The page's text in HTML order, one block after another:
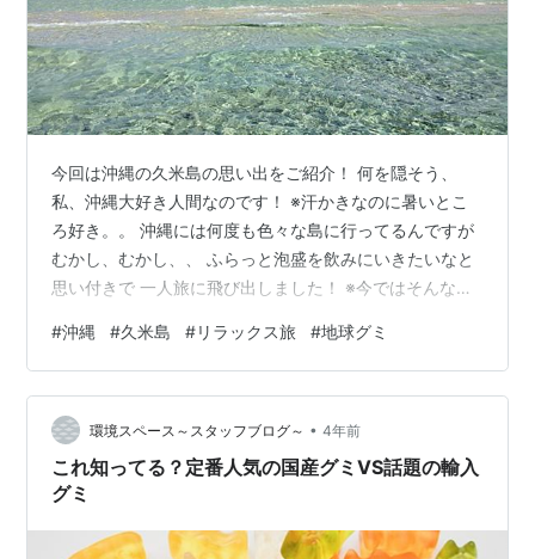
今回は沖縄の久米島の思い出をご紹介！ 何を隠そう、
私、沖縄大好き人間なのです！ ※汗かきなのに暑いとこ
ろ好き。。 沖縄には何度も色々な島に行ってるんですが
むかし、むかし、、 ふらっと泡盛を飲みにいきたいなと
思い付きで 一人旅に飛び出しました！ ※今ではそんな行
す。。 そんな久米島で楽しかった場所や おすすめポイン
トをご紹介していきたいと思います。 沖縄本島と離島を
両方楽しみたい ◆そこは青い海と白い砂浜のみ！癒しの
頂点「はての浜」 ◆書類も人間関係も忘れてチャリで駆
け抜ける大自然！夕日・星空が規格外！！ ◆島の人と歌
って踊って楽しい宴会！ ◆泡盛…
#沖縄 #久米島 #リラックス旅 #地球グミ
環境スペース～スタッフブログ～ • 4年前
これ知ってる？定番人気の国産グミVS話題の輸入
グミ